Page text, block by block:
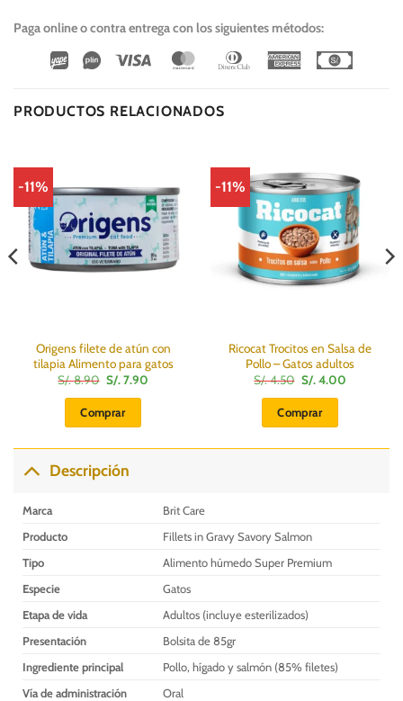
Paga online o contra entrega con los siguientes métodos:
Wirecard
Vipps Visa MasterCardDinners
American
PRODUCTOS RELACIONADOS
-11%
Origens filete de atún con
tilapia Alimento para gatos
S/.8.90 El
precio
original
era:
S/.
S/.7.90El
Comprar
-11%
Ricocat Trocitos en Salsa de
Pollo – Gatos adultos
S/.4.50 El
precio
original
era:
S/.
S/.4.00El
Comprar
Descripción
Marca
Brit Care
Producto
Fillets in Gravy Savory Salmon
Tipo
Alimento húmedo Super Premium
Especie
Gatos
Etapa de vida
Adultos (incluye esterilizados)
Presentación
Bolsita de 85gr
Ingrediente principal
Pollo, hígado y salmón (85% filetes)
Vía de administración
Oral